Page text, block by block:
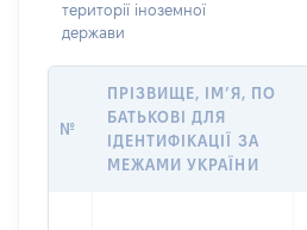
території іноземної
держави
№
ПРІЗВИЩЕ, ІМ’Я, ПО
БАТЬКОВІ ДЛЯ
ІДЕНТИФІКАЦІЇ ЗА
МЕЖАМИ УКРАЇНИ